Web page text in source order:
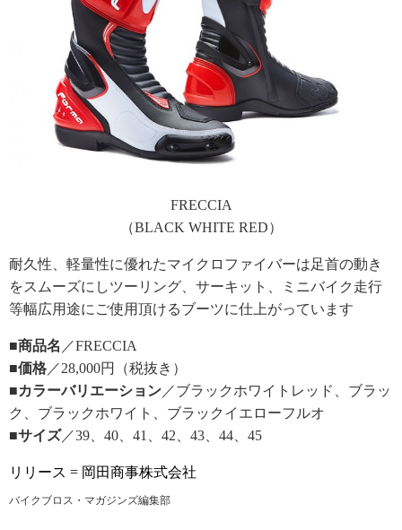
FRECCIA
（BLACK WHITE RED）
耐久性、軽量性に優れたマイクロファイバーは足首の動き
をスムーズにしツーリング、サーキット、ミニバイク走行
等幅広用途にご使用頂けるブーツに仕上がっています
■商品名 ／FRECCIA
■価格 ／28,000円（税抜き）
■カラーバリエーション ／ブラックホワイトレッド、ブラッ
ク、ブラックホワイト、ブラックイエローフルオ
■サイズ／39、40、41、42、43、44、45
リリース = 岡田商事株式会社
バイクブロス・マガジンズ編集部